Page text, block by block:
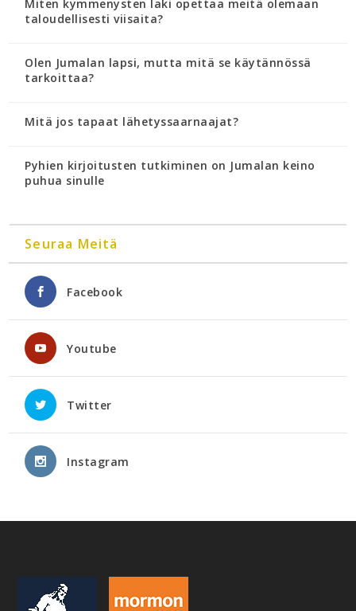
Miten kymmenysten laki opettaa meitä olemaan
taloudellisesti viisaita?
Olen Jumalan lapsi, mutta mitä se käytännössä
tarkoittaa?
Mitä jos tapaat lähetyssaarnaajat?
Pyhien kirjoitusten tutkiminen on Jumalan keino
puhua sinulle
Seuraa Meitä
Facebook
Youtube
Twitter
Instagram